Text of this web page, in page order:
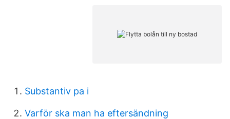
Substantiv pa i
Varför ska man ha eftersändning